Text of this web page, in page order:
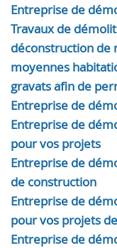
Entreprise de
Travaux de
déconstruction de
moyennes
gravats afin de
Entreprise de
Entreprise de
pour vos projets
Entreprise de
de construction
Entreprise de
pour vos projets
Entreprise de